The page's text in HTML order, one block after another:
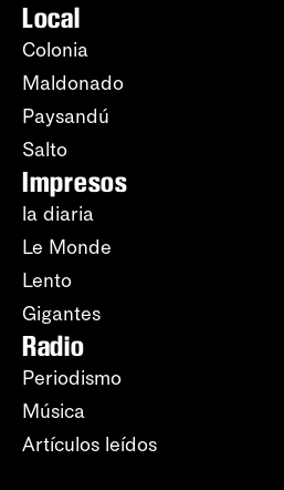
Local
Colonia
Maldonado
Paysandú
Salto
Impresos
la diaria
Le Monde
Lento
Gigantes
Radio
Periodismo
Música
Artículos leídos